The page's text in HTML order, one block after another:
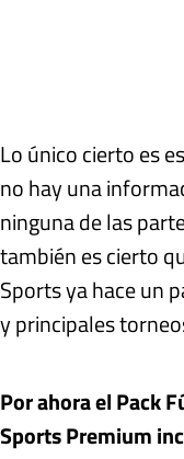
Lo único cierto es
no hay una
ninguna de las
también es cierto
Sports ya hace un
y principales
Por ahora el Pack
Sports Premium